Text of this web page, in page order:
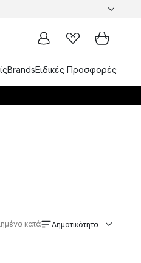
BrandsΕιδικές Προσφορές
κατά Δημοτικότητα